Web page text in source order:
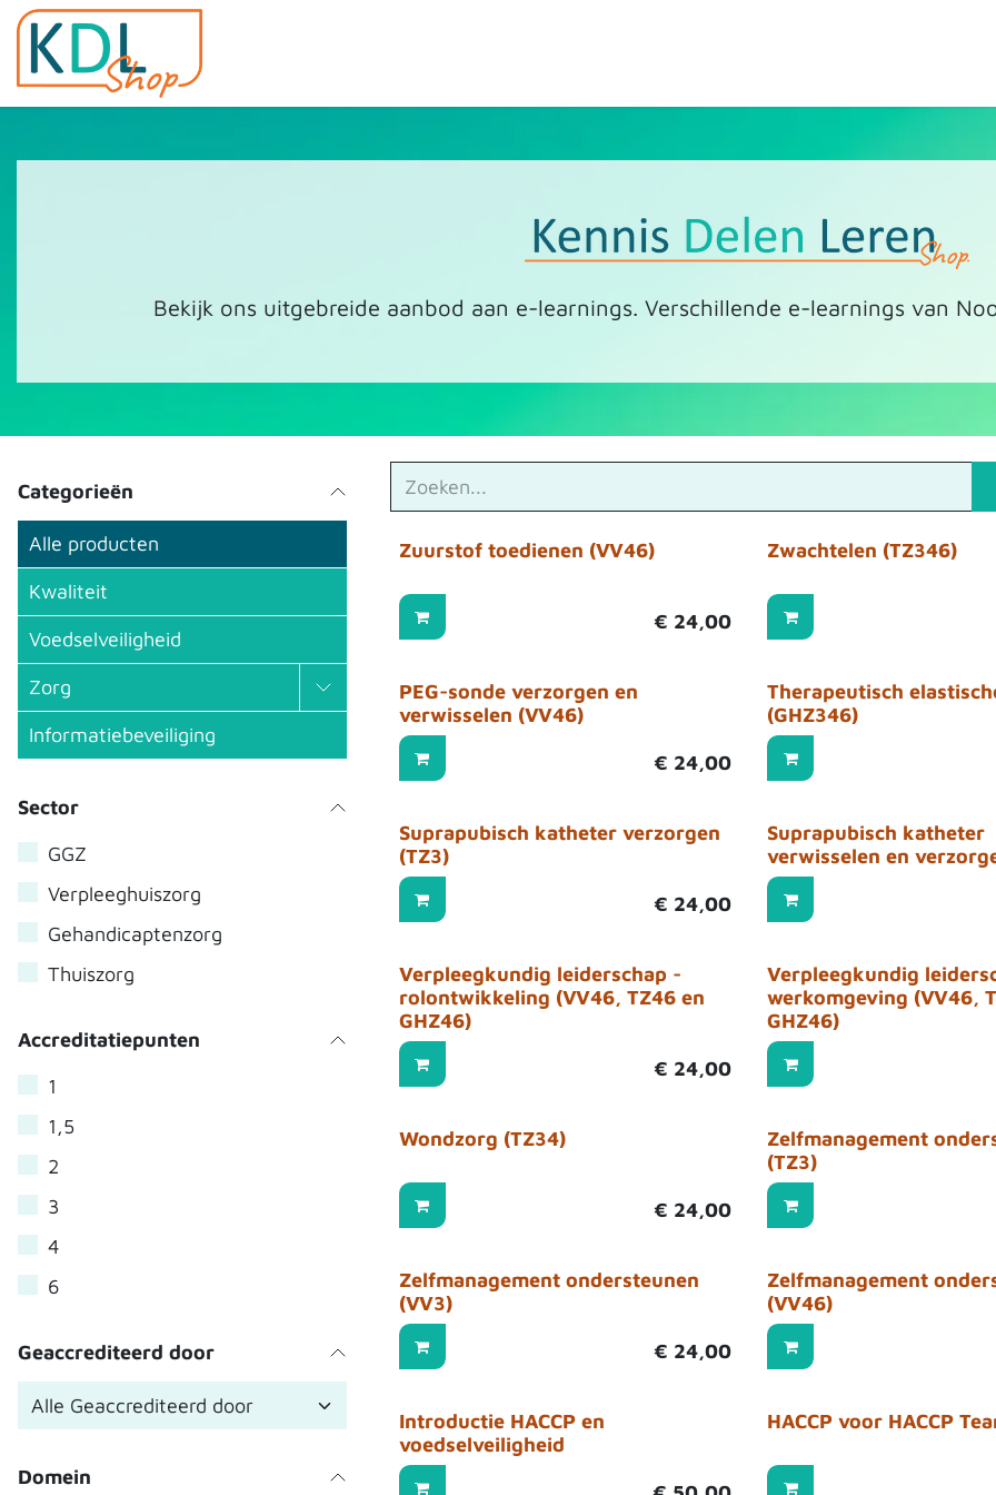
Overslaan naar inhoud
Bekijk ons uitgebreide aanbod aan e-learnings. Verschillende e-learnings van
Categorieën
Alle producten
Kwaliteit
Voedselveiligheid
Zorg
Informatiebeveiliging
Sector
GGZ
Verpleeghuiszorg
Gehandicaptenzorg
Thuiszorg
Accreditatiepunten
1
1,5
2
3
4
6
Geaccrediteerd door
Domein
Zuurstof toedienen (VV46)
€ 24,00
Zwachtelen (TZ346)
PEG-sonde verzorgen en
verwisselen (VV46)
€ 24,00
Therapeutisch
(GHZ346)
Suprapubisch katheter verzorgen
(TZ3)
€ 24,00
Suprapubisch katheter
verwisselen en
Verpleegkundig leiderschap -
rolontwikkeling (VV46, TZ46 en
GHZ46)
€ 24,00
Verpleegkundig
werkomgeving (VV46,
GHZ46)
Wondzorg (TZ34)
€ 24,00
Zelfmanagement
(TZ3)
Zelfmanagement ondersteunen
(VV3)
€ 24,00
Zelfmanagement
(VV46)
Introductie HACCP en
voedselveiligheid
HACCP voor HACCP